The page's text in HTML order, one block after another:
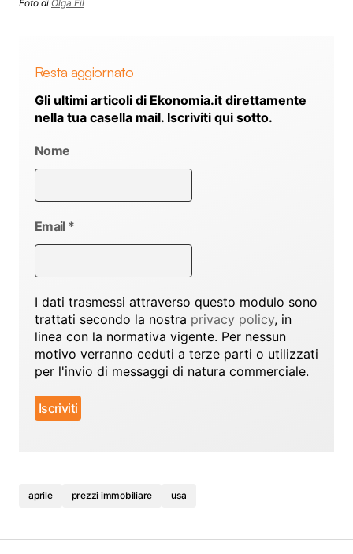
Foto di Olga Fil
Resta aggiornato
Gli ultimi articoli di Ekonomia.it direttamente
nella tua casella mail. Iscriviti qui sotto.
Nome
Email *
I dati trasmessi attraverso questo modulo sono
trattati secondo la nostra privacy policy, in
linea con la normativa vigente. Per nessun
motivo verranno ceduti a terze parti o utilizzati
per l'invio di messaggi di natura commerciale.
aprile prezzi immobiliare usa